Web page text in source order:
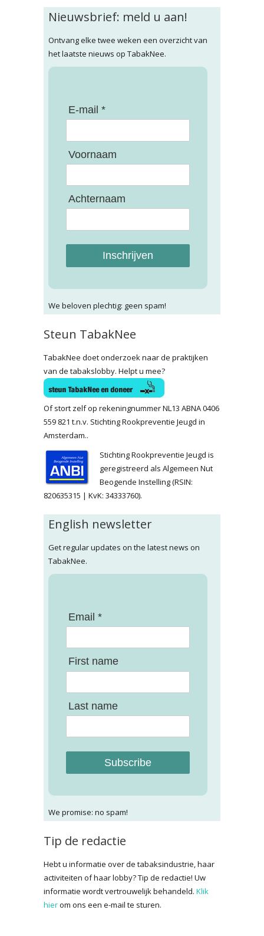
Nieuwsbrief: meld u aan!
Ontvang elke twee weken een overzicht van
het laatste nieuws op TabakNee.
E-mail *
Voornaam
Achternaam
Inschrijven
We beloven plechtig: geen spam!
Steun TabakNee
TabakNee doet onderzoek naar de praktijken
van de tabakslobby. Helpt u mee?
Of stort zelf op rekeningnummer NL13 ABNA 0406
559 821 t.n.v. Stichting Rookpreventie Jeugd in
Amsterdam..
Stichting Rookpreventie Jeugd is
geregistreerd als Algemeen Nut
Beogende Instelling (RSIN:
820635315 | KvK: 34333760).
English newsletter
Get regular updates on the latest news on
TabakNee.
Email *
First name
Last name
Subscribe
We promise: no spam!
Tip de redactie
Hebt u informatie over de tabaksindustrie, haar
activiteiten of haar lobby? Tip de redactie! Uw
informatie wordt vertrouwelijk behandeld. Klik
hierom ons een e-mail te sturen.